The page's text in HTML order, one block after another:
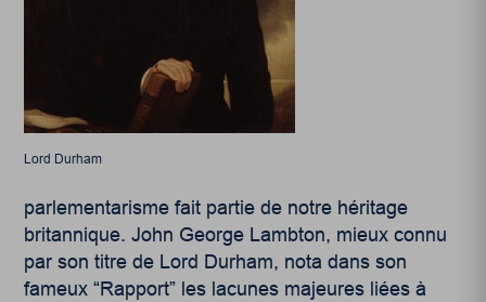
Lord Durham
parlementarisme fait partie de notre héritage
britannique. John George Lambton, mieux connu
par son titre de Lord Durham, nota dans son
fameux “Rapport” les lacunes majeures liées à